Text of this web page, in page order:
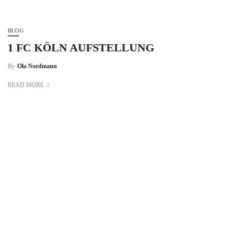
BLOG
1 FC KÖLN AUFSTELLUNG
By Ola Nordmann
READ MORE